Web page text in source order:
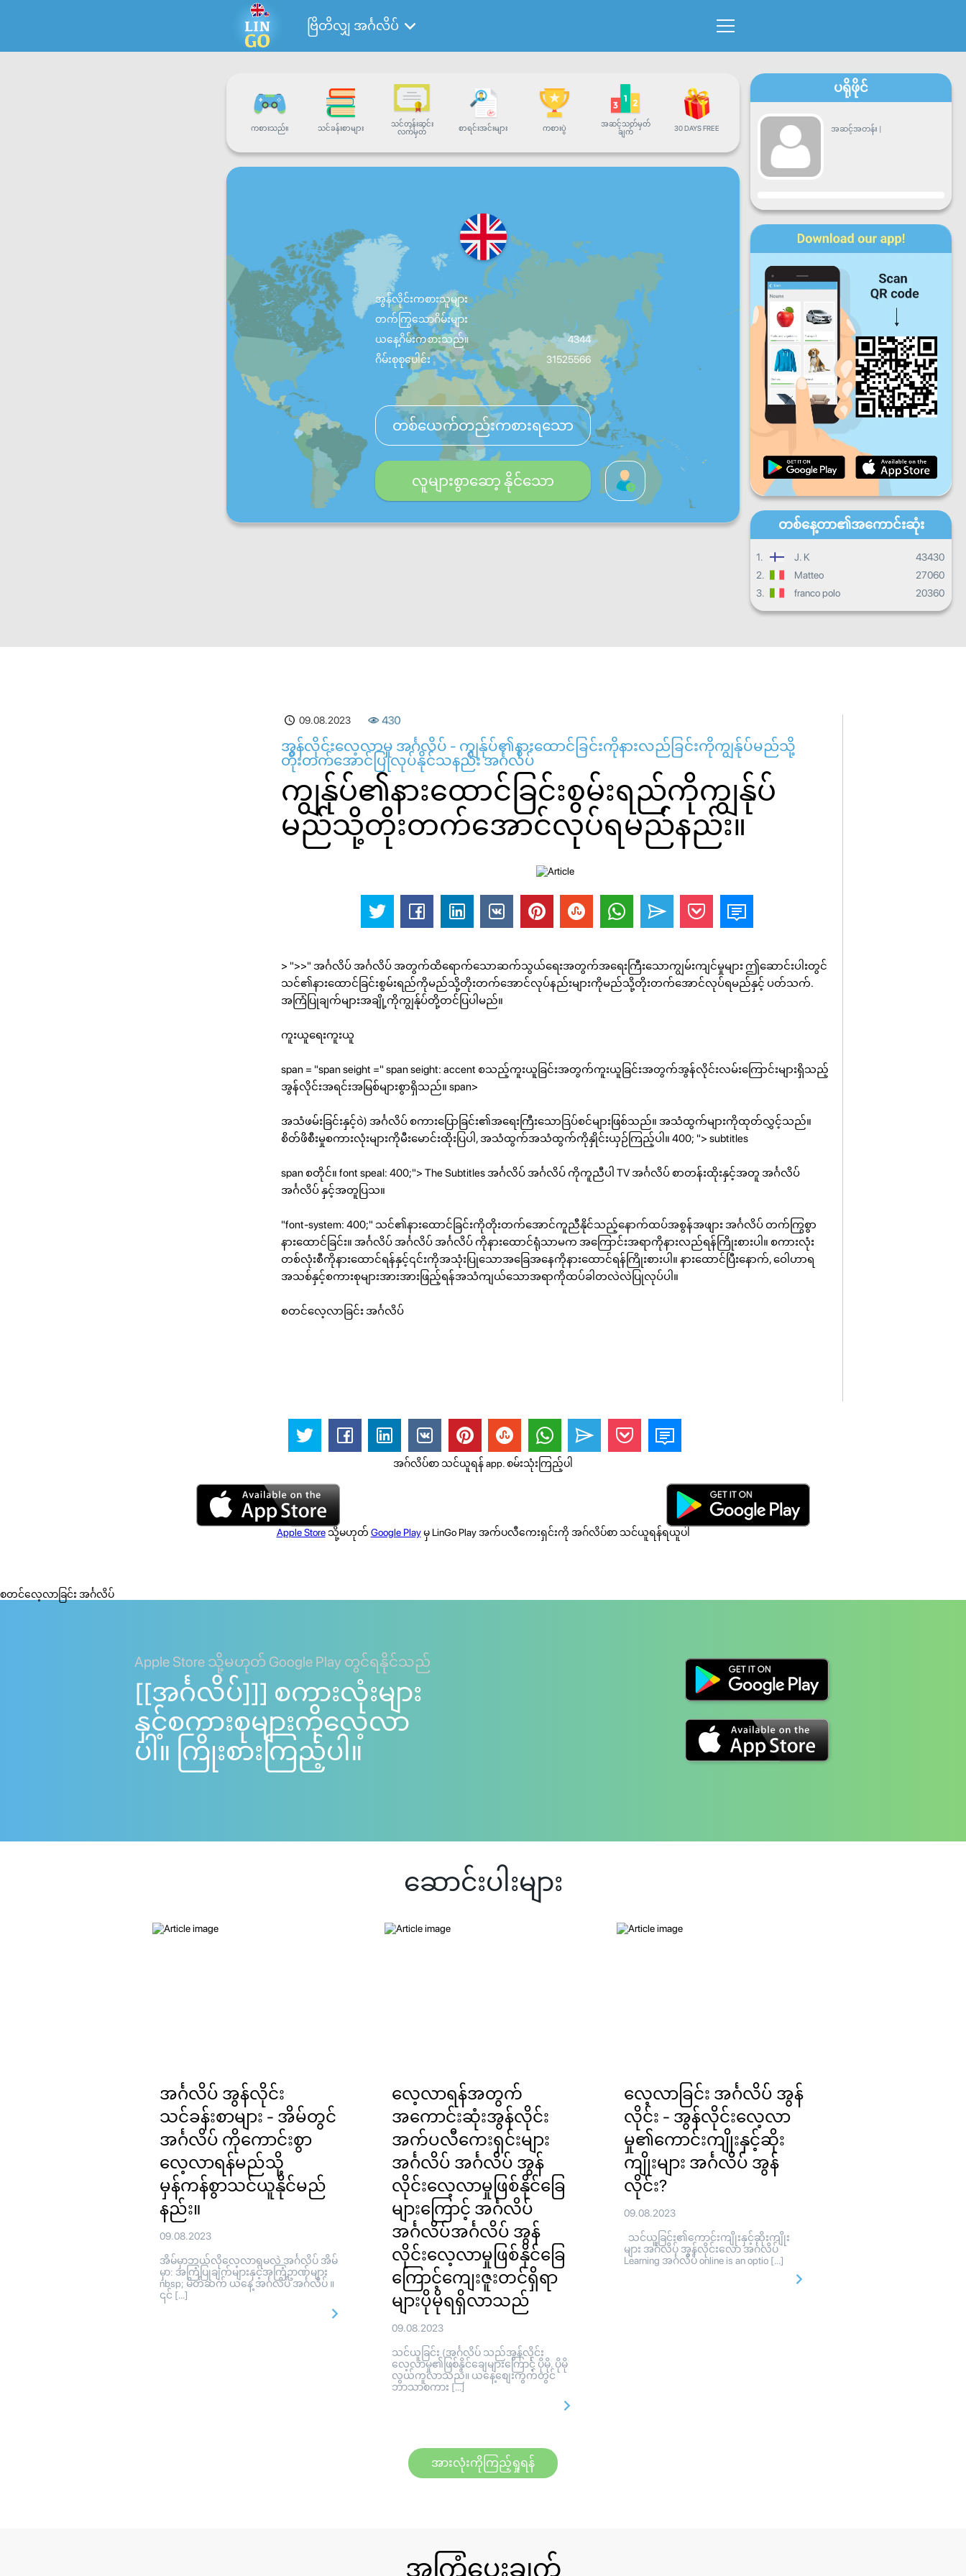
ဗြိတိလျှ အင်္ဂလိပ်
ကစားသည်။ သင်ခန်းစာများ
သင်တန်းဆင်း
လက်မှတ်
စာရင်းအင်းများ ကစားပွဲ
အဆင့်သတ်မှတ်
ချက်
30 DAYS FREE
အွန်လိုင်းကစားသူများ
တက်ကြွသောဂိမ်းများ
ယနေ့ဂိမ်းကစားသည်။
4344
ဂိမ်းစုစုပေါင်း
31525566
တစ်ယေက်တည်းကစားရသော
လူများစွာဆော့ နိုင်သော
ပရိုဖိုင်
အဆင့်အတန်း |
တိုးတက်မှု
တနင်္လာ ဗုဒ္ဓဟူး ကြာသာ
သောကြာ စနေ တနင်္ဂနွေ
နေ့စဉ်တိုးတက်မှု
လစဉ်တိုးတက်မှု
သင်တန်းဆင်းလက်မှတ်
ယေဘုယျတိုးတက်မှု
တစ်နေ့တာ၏အကောင်းဆုံး
1. J. K
43430
2.
Matteo
27060
3.
franco polo 20360
09.08.2023 430
အွန်လိုင်းလေ့လာမှု အင်္ဂလိပ် - ကျွန်ုပ်၏နားထောင်ခြင်းကိုနားလည်ခြင်းကိုကျွန်ုပ်မည်သို့
တိုးတက်အောင်ပြုလုပ်နိုင်သနည်း အင်္ဂလိပ်
ကျွန်ုပ်၏နားထောင်ခြင်းစွမ်းရည်ကိုကျွန်ုပ်
မည်သို့တိုးတက်အောင်လုပ်ရမည်နည်း။
> ">>" အင်္ဂလိပ် အင်္ဂလိပ် အတွက်ထိရောက်သောဆက်သွယ်ရေးအတွက်အရေးကြီးသောကျွမ်းကျင်မှုများ ဤဆောင်းပါးတွင်
သင်၏နားထောင်ခြင်းစွမ်းရည်ကိုမည်သို့တိုးတက်အောင်လုပ်နည်းများကိုမည်သို့တိုးတက်အောင်လုပ်ရမည်နှင့် ပတ်သက်.
အကြံပြုချက်များအချို့ကိုကျွန်ုပ်တို့တင်ပြပါမည်။
ကူးယူရေးကူးယူ
span = "span seight =" span seight: accent စသည့်ကူးယူခြင်းအတွက်ကူးယူခြင်းအတွက်အွန်လိုင်းလမ်းကြောင်းများရှိသည့်
အွန်လိုင်းအရင်းအမြစ်များစွာရှိသည်။ span>
အသံဖမ်းခြင်းနှင့်ဝဲ) အင်္ဂလိပ် စကားပြောခြင်း၏အရေးကြီးသောဒြပ်စင်များဖြစ်သည်။ အသံထွက်များကိုထုတ်လွှင့်သည်။
စိတ်ဖိစီးမှုစကားလုံးများကိုမီးမောင်းထိုးပြပါ, အသံထွက်အသံထွက်ကိုနှိုင်းယှဉ်ကြည့်ပါ။ 400; "> subtitles
span စတိုင်။ font speal: 400;"> The Subtitles အင်္ဂလိပ် အင်္ဂလိပ် ကိုကူညီပါ TV အင်္ဂလိပ် စာတန်းထိုးနှင့်အတူ အင်္ဂလိပ်
အင်္ဂလိပ် နှင့်အတူပြသ။
"font-system: 400;" သင်၏နားထောင်ခြင်းကိုတိုးတက်အောင်ကူညီနိုင်သည့်နောက်ထပ်အစွန်အဖျား အင်္ဂလိပ် တက်ကြွစွာ
နားထောင်ခြင်း။ အင်္ဂလိပ် အင်္ဂလိပ် အင်္ဂလိပ် ကိုနားထောင်ရုံသာမက အကြောင်းအရာကိုနားလည်ရန်ကြိုးစားပါ။ စကားလုံး
တစ်လုံးစီကိုနားထောင်ရန်နှင့်၎င်းကိုအသုံးပြုသောအခြေအနေကိုနားထောင်ရန်ကြိုးစားပါ။ နားထောင်ပြီးနောက်, ဝေါဟာရ
အသစ်နှင့်စကားစုများအားအားဖြည့်ရန်အသံကျယ်သောအရာကိုထပ်ခါတလဲလဲပြုလုပ်ပါ။
စတင်လေ့လာခြင်း အင်္ဂလိပ်
အဂ်လိပ်စာ သင်ယူရန် app. စမ်းသုံးကြည့်ပါ
Apple Storeသို့မဟုတ် Google Playမှ LinGo Play အက်ပလီကေးရှင်းကို အဂ်လိပ်စာ သင်ယူရန်ရယူပါ
စတင်လေ့လာခြင်း အင်္ဂလိပ်
Apple Store သို့မဟုတ် Google Play တွင်ရနိုင်သည်
[[အင်္ဂလိပ်]]] စကားလုံးများ
နှင့်စကားစုများကိုလေ့လာ
ပါ။ ကြိုးစားကြည့်ပါ။
ဆောင်းပါးများ
အင်္ဂလိပ် အွန်လိုင်း
သင်ခန်းစာများ - အိမ်တွင်
အင်္ဂလိပ် ကိုကောင်းစွာ
လေ့လာရန်မည်သို့
မှန်ကန်စွာသင်ယူနိုင်မည်
နည်း။
09.08.2023
အိမ်မှာဘယ်လိုလေ့လာရမလဲ အင်္ဂလိပ် အိမ်
မှာ: အကြံပြုချက်များနှင့်အကြံဥာဏ်များ
nbsp; မိတ်ဆက် ယနေ့ အင်္ဂလိပ် အင်္ဂလိပ် ။
၎င် […]
လေ့လာရန်အတွက်
အကောင်းဆုံးအွန်လိုင်း
အက်ပလီကေးရှင်းများ
အင်္ဂလိပ် အင်္ဂလိပ် အွန်
လိုင်းလေ့လာမှုဖြစ်နိုင်ခြေ
များကြောင့် အင်္ဂလိပ်
အင်္ဂလိပ်အင်္ဂလိပ် အွန်
လိုင်းလေ့လာမှုဖြစ်နိုင်ခြေ
ကြောင့်ကျေးဇူးတင်ရှိရာ
များပိုမိုရရှိလာသည်
09.08.2023
သင်ယူခြင်း (အင်္ဂလိပ် သည်အွန်လိုင်း
လေ့လာမှု၏ဖြစ်နိုင်ချေများကြောင့် ပိုမို. ပိုမို
လွယ်ကူလာသည်။ ယနေ့စျေးကွက်တွင်
ဘာသာစကား […]
လေ့လာခြင်း အင်္ဂလိပ် အွန်
လိုင်း - အွန်လိုင်းလေ့လာ
မှု၏ကောင်းကျိုးနှင့်ဆိုး
ကျိုးများ အင်္ဂလိပ် အွန်
လိုင်း?
09.08.2023
သင်ယူခြင်း၏ကောင်းကျိုးနှင့်ဆိုးကျိုး
များ အင်္ဂလိပ် အွန်လိုင်းလော အင်္ဂလိပ်
Learning အင်္ဂလိပ် online is an optio […]
အားလုံးကိုကြည့်ရှုရန်
အကြံပေးချက်